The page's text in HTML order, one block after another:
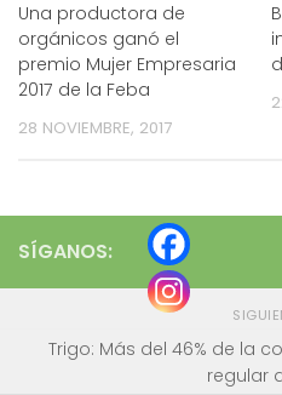
Una productora de
orgánicos ganó el
premio Mujer Empresaria
2017 de la Feba
28 NOVIEMBRE, 2017
SÍGANOS:
Trigo: Más del 46% de la
regular